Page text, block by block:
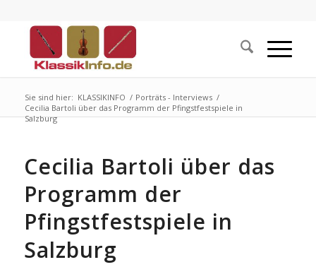
Sie sind hier: KLASSIKINFO / Porträts - Interviews /
Cecilia Bartoli über das Programm der Pfingstfestspiele in
Salzburg
Cecilia Bartoli über das
Programm der
Pfingstfestspiele in
Salzburg